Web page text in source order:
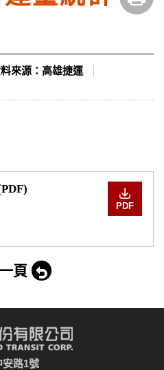
來源： 高雄捷運
PDF
頁
安路1號